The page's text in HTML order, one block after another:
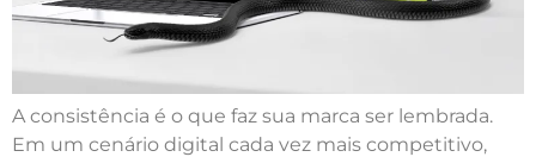
A consistência é o que faz sua marca ser lembrada.
Em um cenário digital cada vez mais competitivo,